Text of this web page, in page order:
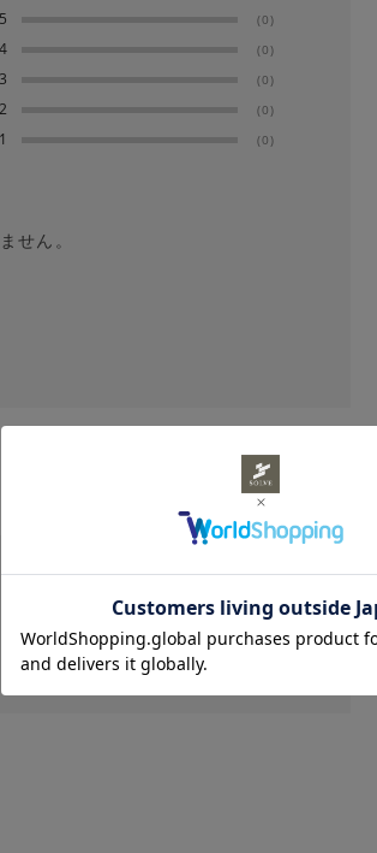
生じますのでご注意下さい。
5 (0)
4 (0)
3 (0)
2 (0)
1 (0)
せん。
せん。